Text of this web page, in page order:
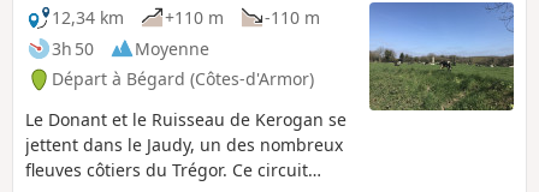
12,34 km
+110 m
-110 m
3h 50
Moyenne
Départ à Bégard (Côtes-d'Armor)
Le Donant et le Ruisseau de Kerogan se
jettent dans le Jaudy, un des nombreux
fleuves côtiers du Trégor. Ce circuit